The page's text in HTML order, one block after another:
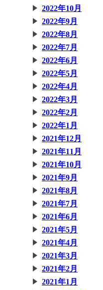
2022年10月
2022年9月
2022年8月
2022年7月
2022年6月
2022年5月
2022年4月
2022年3月
2022年2月
2022年1月
2021年12月
2021年11月
2021年10月
2021年9月
2021年8月
2021年7月
2021年6月
2021年5月
2021年4月
2021年3月
2021年2月
2021年1月